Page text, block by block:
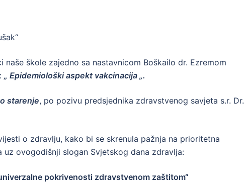
naše škole zajedno sa nastavnicom Boškailo dr. Ezremom
„ Epidemiološki aspekt vakcinacija „.
starenje, po pozivu predsjednika zdravstvenog savjeta s.r. Dr.
o zdravlju, kako bi se skrenula pažnja na prioritetna
ovogodišnji slogan Svjetskog dana zdravlja:
pokrivenosti zdravstvenom zaštitom“